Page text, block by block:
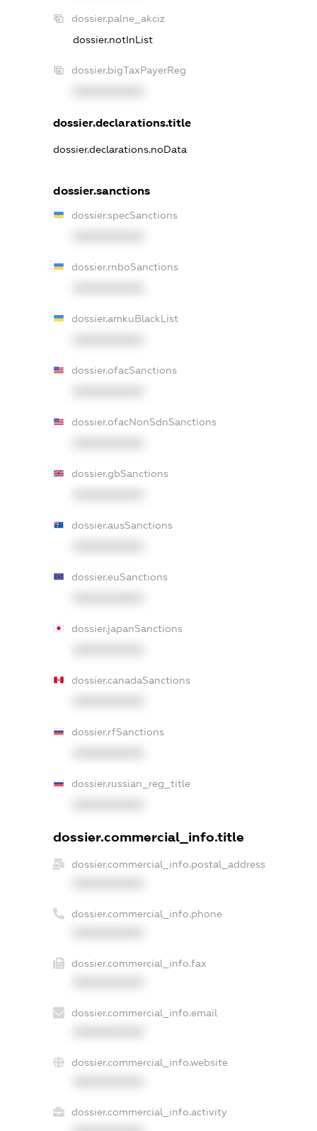
dossier.palne_akciz
dossier.notInList
dossier.bigTaxPayerReg
dossier.declarations.title
dossier.declarations.noData
dossier.sanctions
dossier.specSanctions
dossier.rnboSanctions
dossier.amkuBlackList
dossier.ofacSanctions
dossier.ofacNonSdnSanctions
dossier.gbSanctions
dossier.ausSanctions
dossier.euSanctions
dossier.japanSanctions
dossier.canadaSanctions
dossier.rfSanctions
dossier.russian_reg_title
dossier.commercial_info.title
dossier.commercial_info.postal_address
dossier.commercial_info.phone
dossier.commercial_info.fax
dossier.commercial_info.email
dossier.commercial_info.website
dossier.commercial_info.activity